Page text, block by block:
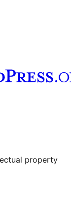
property